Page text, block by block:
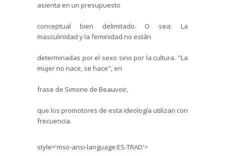
asienta en un presupuesto
conceptual bien delimitado. O sea: La
masculinidad y la feminidad no están
determinadas por el sexo sino por la cultura. "La
mujer no nace, se hace", en
frase de Simone de Beauvoir,
que los promotores de esta ideología utilizan con
frecuencia.
style='mso-ansi-language:ES-TRAD'>